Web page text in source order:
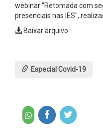
webinar "Retomada com
presenciais nas IES",
Baixar arquivo
Especial Covid-19